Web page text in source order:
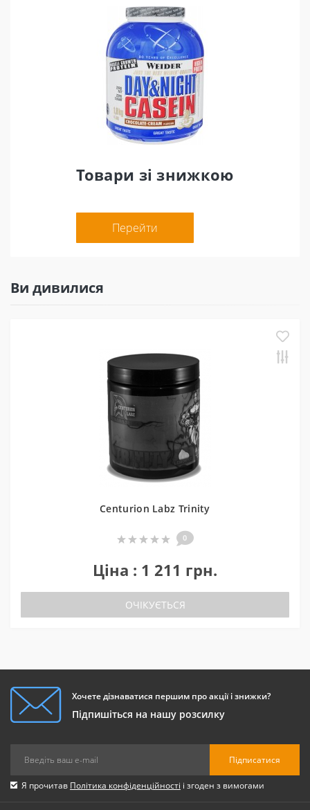
Товари зі знижкою
Перейти
Ви дивилися
Centurion Labz Trinity
0
Ціна : 1 211 грн.
ОЧІКУЄТЬСЯ
Хочете дізнаватися першим про акції і знижки?
Підпишіться на нашу розсилку
Підписатися
Я прочитав Політика конфіденційності і згоден з вимогами